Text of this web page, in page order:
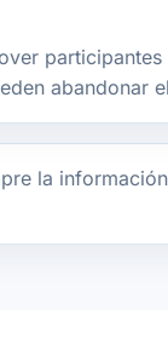
abandonar
la